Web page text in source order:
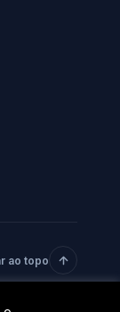
ao topo